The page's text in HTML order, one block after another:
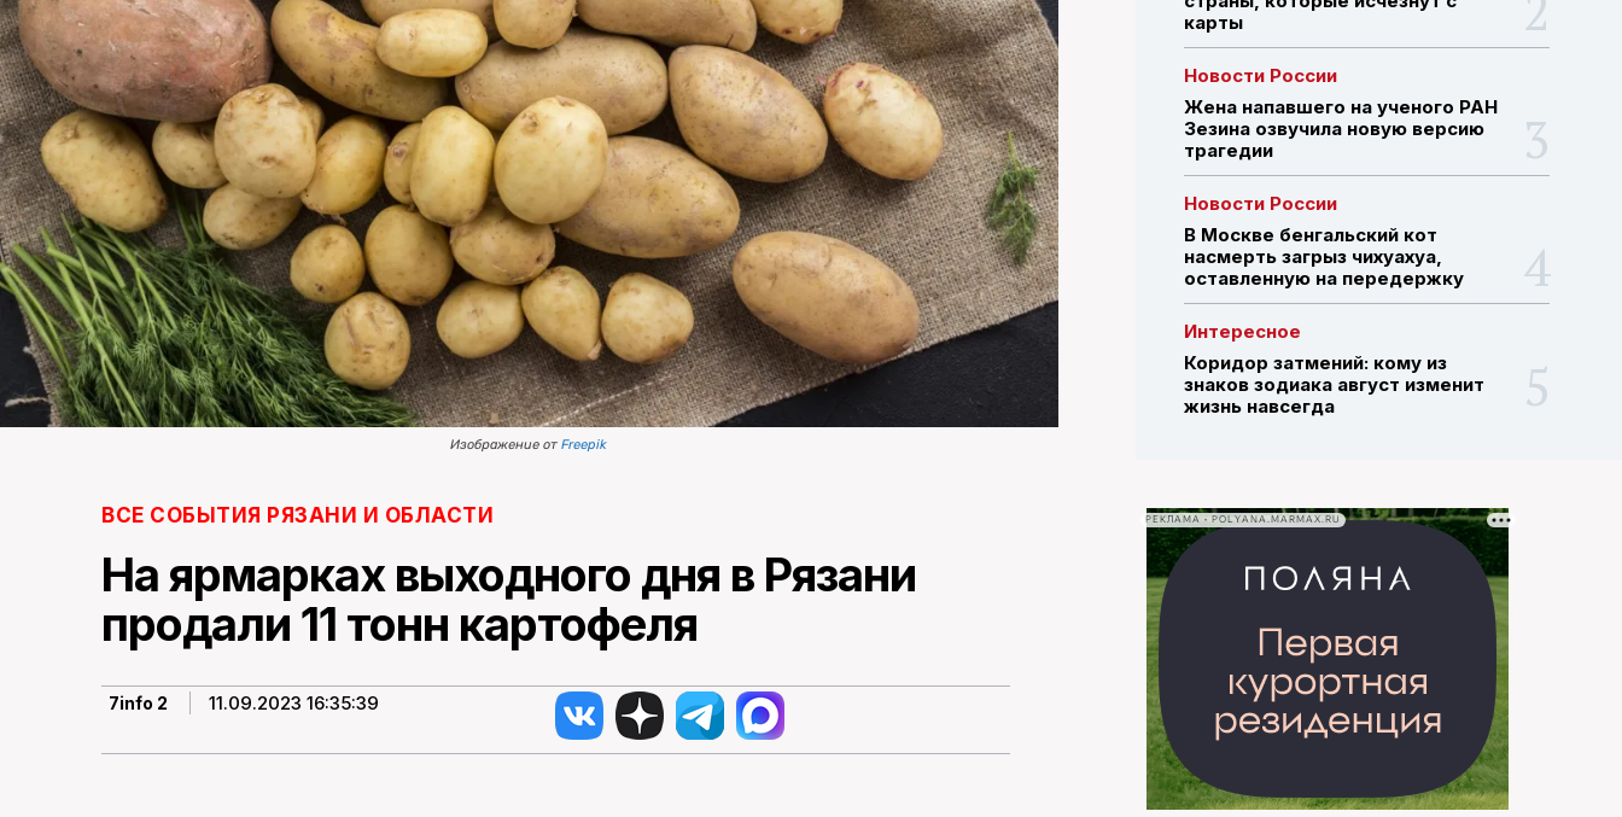
ПОИСК ПО САЙТУ
Изображение отFreepik
ВСЕ СОБЫТИЯ РЯЗАНИ И ОБЛАСТИ
На ярмарках выходного дня в Рязани
продали 11 тонн картофеля
7info 2 11.09.2023 16:35:39
карты
Новости России
Жена напавшего на ученого РАН
Зезина озвучила новую версию
трагедии
Новости России
В Москве бенгальский кот
насмерть загрыз чихуахуа,
оставленную на передержку
Интересное
Коридор затмений: кому из
знаков зодиака август изменит
жизнь навсегда
РЕКЛАМА • POLYANA.MARMAX.RU